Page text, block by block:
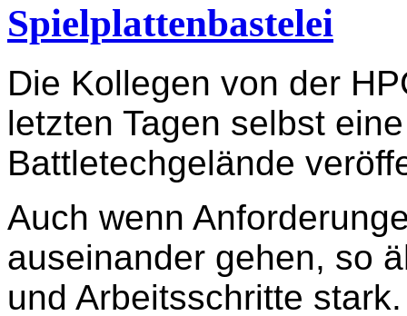
Spielplattenbastelei
Die Kollegen von der
letzten Tagen selbst
Battletechgelände
Auch wenn
auseinander gehen, so
und Arbeitsschritte stark.